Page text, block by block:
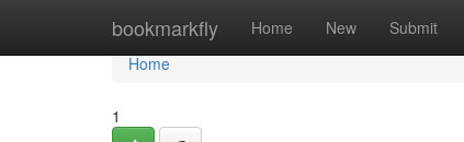
bookmarkfly Home New Submit
Home
Home
1